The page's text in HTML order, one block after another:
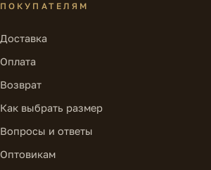
ПОКУПАТЕЛЯМ
Доставка
Оплата
Возврат
Как выбрать размер
Вопросы и ответы
Оптовикам